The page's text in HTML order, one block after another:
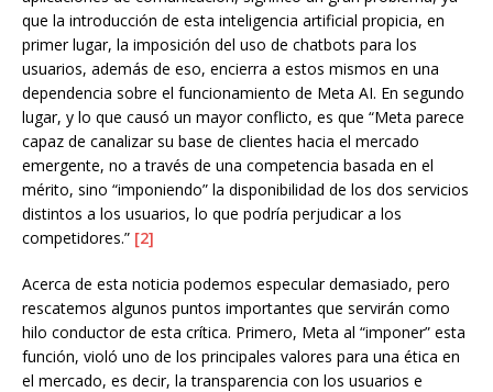
que la introducción de esta inteligencia artificial propicia, en
primer lugar, la imposición del uso de chatbots para los
usuarios, además de eso, encierra a estos mismos en una
dependencia sobre el funcionamiento de Meta AI. En segundo
lugar, y lo que causó un mayor conflicto, es que “Meta parece
capaz de canalizar su base de clientes hacia el mercado
emergente, no a través de una competencia basada en el
mérito, sino “imponiendo” la disponibilidad de los dos servicios
distintos a los usuarios, lo que podría perjudicar a los
competidores.” [2]
Acerca de esta noticia podemos especular demasiado, pero
rescatemos algunos puntos importantes que servirán como
hilo conductor de esta crítica. Primero, Meta al “imponer” esta
función, violó uno de los principales valores para una ética en
el mercado, es decir, la transparencia con los usuarios e